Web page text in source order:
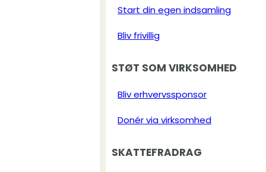
Start din egen indsamling
Bliv frivillig
STØT SOM VIRKSOMHED
Bliv erhvervssponsor
Donér via virksomhed
SKATTEFRADRAG